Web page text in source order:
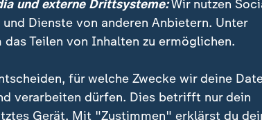
Luftraum hinaus.
und externe Drittsysteme:Wir nutzen
und Dienste von anderen Anbietern. Unter
das Teilen von Inhalten zu ermöglichen.
für welche Zwecke wir deine
verarbeiten dürfen. Dies betrifft nur dein
Gerät. Mit "Zustimmen" erklärst du